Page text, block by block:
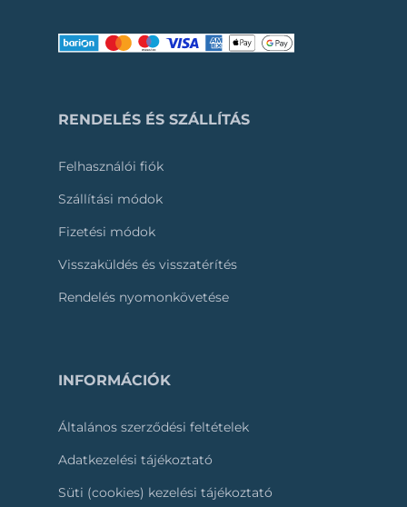
RENDELÉS ÉS SZÁLLÍTÁS
Felhasználói fiók
Szállítási módok
Fizetési módok
Visszaküldés és visszatérítés
Rendelés nyomonkövetése
INFORMÁCIÓK
Általános szerződési feltételek
Adatkezelési tájékoztató
Süti (cookies) kezelési tájékoztató